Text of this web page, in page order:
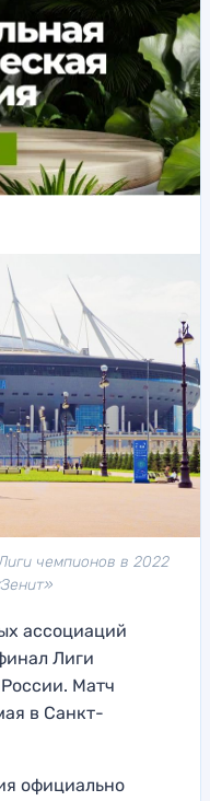
чемпионов в 2022
ассоциаций
Лиги
Матч
в Санкт-
официально